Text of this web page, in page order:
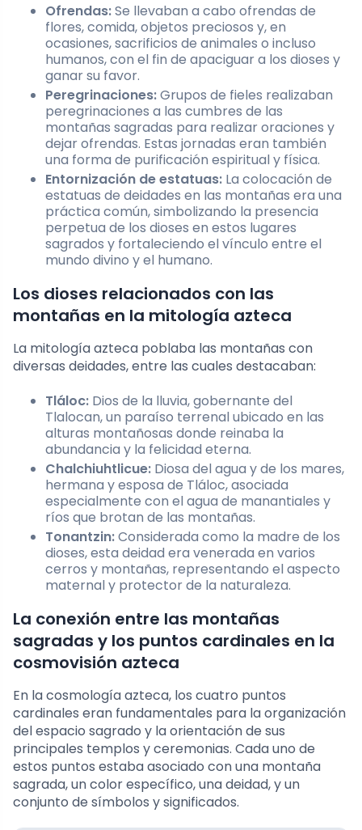
Ofrendas:Se llevaban a cabo ofrendas de
flores, comida, objetos preciosos y, en
ocasiones, sacrificios de animales o incluso
humanos, con el fin de apaciguar a los dioses y
ganar su favor.
Peregrinaciones:Grupos de fieles realizaban
peregrinaciones a las cumbres de las
montañas sagradas para realizar oraciones y
dejar ofrendas. Estas jornadas eran también
una forma de purificación espiritual y física.
Entornización de estatuas: La colocación de
estatuas de deidades en las montañas era una
práctica común, simbolizando la presencia
perpetua de los dioses en estos lugares
sagrados y fortaleciendo el vínculo entre el
mundo divino y el humano.
Los dioses relacionados con las
montañas en la mitología azteca
La mitología azteca poblaba las montañas con
diversas deidades, entre las cuales destacaban:
Tláloc: Dios de la lluvia, gobernante del
Tlalocan, un paraíso terrenal ubicado en las
alturas montañosas donde reinaba la
abundancia y la felicidad eterna.
Chalchiuhtlicue: Diosa del agua y de los mares,
hermana y esposa de Tláloc, asociada
especialmente con el agua de manantiales y
ríos que brotan de las montañas.
Tonantzin:Considerada como la madre de los
dioses, esta deidad era venerada en varios
cerros y montañas, representando el aspecto
maternal y protector de la naturaleza.
La conexión entre las montañas
sagradas y los puntos cardinales en la
cosmovisión azteca
En la cosmología azteca, los cuatro puntos
cardinales eran fundamentales para la organización
del espacio sagrado y la orientación de sus
principales templos y ceremonias. Cada uno de
estos puntos estaba asociado con una montaña
sagrada, un color específico, una deidad, y un
conjunto de símbolos y significados.